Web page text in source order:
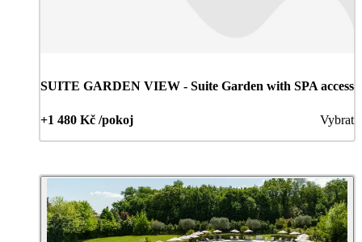
SUITE GARDEN VIEW - Suite Garden with SPA access
+1 480 Kč /pokoj Vybrat